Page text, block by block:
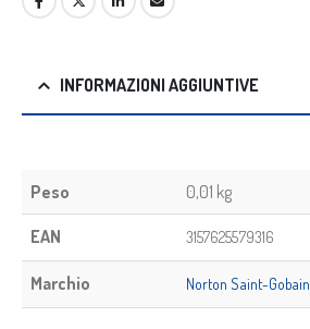
INFORMAZIONI AGGIUNTIVE
Peso 0,01 kg
EAN 3157625579316
Marchio Norton Saint-Gobain